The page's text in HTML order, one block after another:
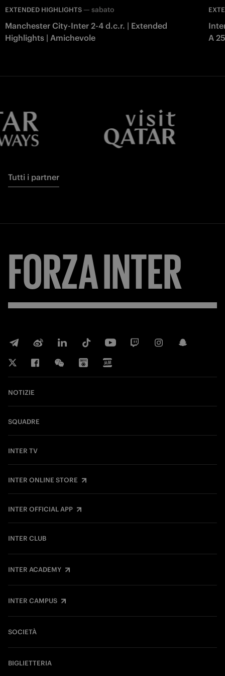
EXTENDED HIGHLIGHTS — sabato
Manchester City-Inter 2-4 d.c.r. | Extended
Highlights | Amichevole
A
Tutti i partner
FORZAINTER
NOTIZIE
SQUADRE
INTER TV
INTER ONLINE STORE
INTER OFFICIAL APP
INTER CLUB
INTER ACADEMY
INTER CAMPUS
SOCIETÀ
BIGLIETTERIA